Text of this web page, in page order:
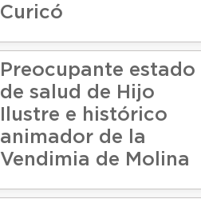
Curicó
Preocupante estado
de salud de Hijo
Ilustre e histórico
animador de la
Vendimia de Molina